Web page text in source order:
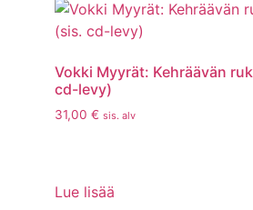
Vokki Myyrät: Kehräävän
cd-levy)
31,00 € sis. alv
Lue lisää